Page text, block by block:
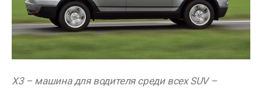
X3 – машина для водителя среди всех SUV –